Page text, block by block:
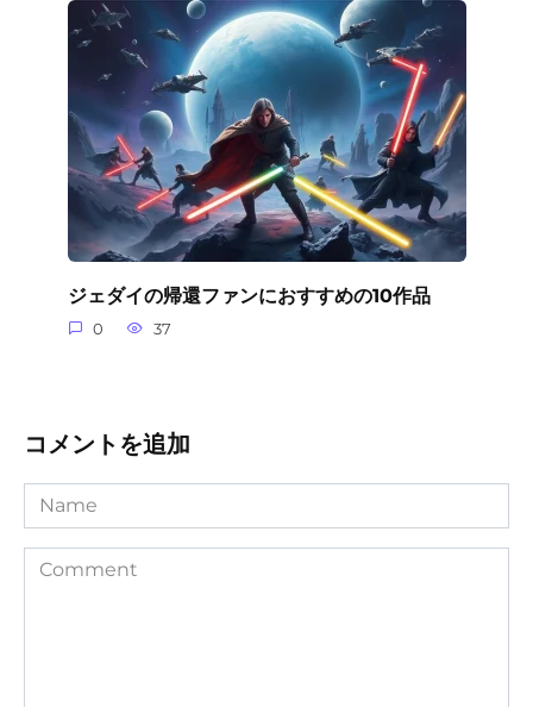
ジェダイの帰還ファンにおすすめの10作品
0 37
コメントを追加
Name
Comment